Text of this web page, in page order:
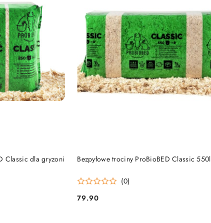
Classic dla gryzoni
Bezpyłowe trociny ProBioBED Classic 550l
(0)
Cena:
79.90
DO KOSZYKA